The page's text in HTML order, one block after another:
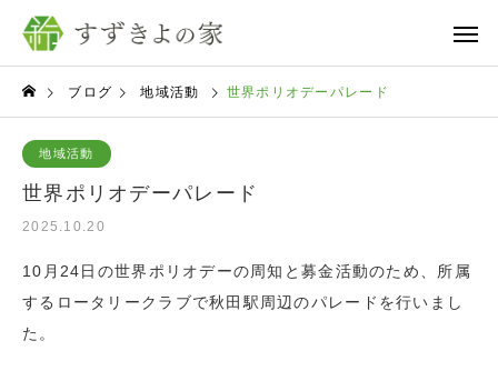
ブログ 地域活動 世界ポリオデーパレード
地域活動
世界ポリオデーパレード
2025.10.20
10月24日の世界ポリオデーの周知と募金活動のため、所属
するロータリークラブで秋田駅周辺のパレードを行いまし
た。